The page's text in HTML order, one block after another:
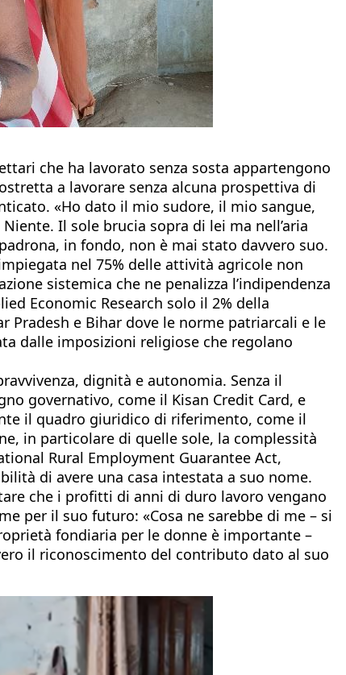
che ha lavorato senza sosta appartengono
a lavorare senza alcuna prospettiva di
«Ho dato il mio sudore, il mio sangue,
Il sole brucia sopra di lei ma nell’aria
in fondo, non è mai stato davvero suo.
nel 75% delle attività agricole non
sistemica che ne penalizza l’indipendenza
Economic Research solo il 2% della
e Bihar dove le norme patriarcali e le
dalle imposizioni religiose che regolano
dignità e autonomia. Senza il
governativo, come il Kisan Credit Card, e
il quadro giuridico di riferimento, come il
in particolare di quelle sole, la complessità
Rural Employment Guarantee Act,
di avere una casa intestata a suo nome.
che i profitti di anni di duro lavoro vengano
per il suo futuro: «Cosa ne sarebbe di me – si
fondiaria per le donne è importante –
il riconoscimento del contributo dato al suo